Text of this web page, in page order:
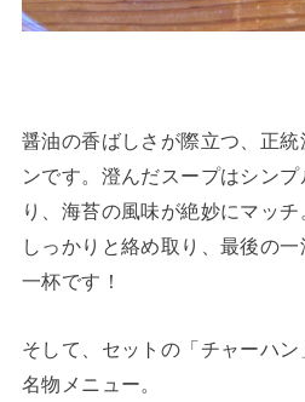
醤油の香ばしさが際立つ、正
ンです。澄んだスープはシン
り、海苔の風味が絶妙にマッ
しっかりと絡め取り、最後の
一杯です！
そして、セットの「チャーハ
名物メニュー。